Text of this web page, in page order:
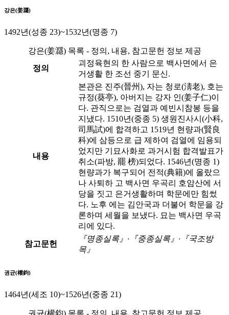
강은(姜㶏)
1492년(성종 23)~1532년(명종 7)
강은(姜㶏) 목록 - 정의, 내용, 참고문헌 정보 제공
정의
괴정육현의 한 사람으로 백사면에서 은
거생활 한 조선 중기 문신.
내용
본관은 진주(晉州), 자는 청로(淸老), 호는
규정(葵亭), 아버지는 강자 인(姜子仁)이
다. 관직으로는 검열과 예빈시참봉 등을
지냈다. 1510년(중종 5) 생원진사시(小科,
司馬試)에 합격하고 1519년 현량과(賢良
科)에 삼등으로 급 제하여 검열에 임용되
었지만 기묘사화로 과거시험 합격발표가
취소(파방, 罷 榜)되었다. 1546년(명종 1)
현량과가 복구되어 전적(典籍)에 올랐으
나 사퇴하 고 백사면 우곡리 호암산에 서
당을 짓고 은거생활하며 학문에만 힘썼
다. 노후 에는 김안국과 더불어 학문을 강
론하며 세월을 보냈다. 묘는 백사면 우곡
리에 있다.
참고문헌
『명종실록』·『중종실록』·『국조방
목』
권균(權鈞)
1464년(세조 10)~1526년(중종 21)
권균(權鈞) 목록 - 정의, 내용, 참고문헌 정보 제공